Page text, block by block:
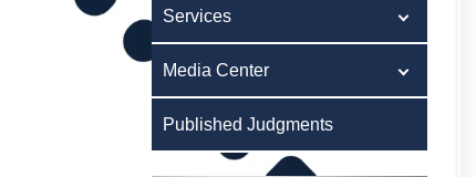
Services
Media Center
Published Judgments